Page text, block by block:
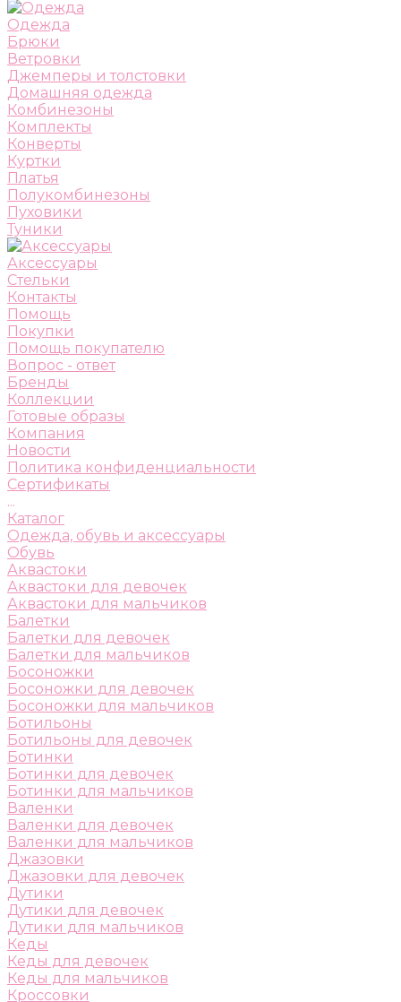
Одежда
Брюки
Ветровки
Джемперы и толстовки
Домашняя одежда
Комбинезоны
Комплекты
Конверты
Куртки
Платья
Полукомбинезоны
Пуховики
Туники
Аксессуары
Стельки
Контакты
Помощь
Покупки
Помощь покупателю
Вопрос - ответ
Бренды
Коллекции
Готовые образы
Компания
Новости
Политика конфиденциальности
Сертификаты
...
Каталог
Одежда, обувь и аксессуары
Обувь
Аквастоки
Аквастоки для девочек
Аквастоки для мальчиков
Балетки
Балетки для девочек
Балетки для мальчиков
Босоножки
Босоножки для девочек
Босоножки для мальчиков
Ботильоны
Ботильоны для девочек
Ботинки
Ботинки для девочек
Ботинки для мальчиков
Валенки
Валенки для девочек
Валенки для мальчиков
Джазовки
Джазовки для девочек
Дутики
Дутики для девочек
Дутики для мальчиков
Кеды
Кеды для девочек
Кеды для мальчиков
Кроссовки